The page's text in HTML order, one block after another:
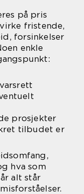
på pris
fristende,
forsinkelser
enkle
prosjekter
tilbudet er
hva som
alt står